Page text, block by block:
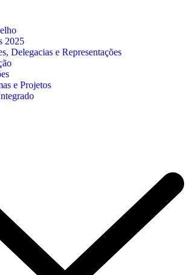
2025
Delegacias e Representações
e Projetos